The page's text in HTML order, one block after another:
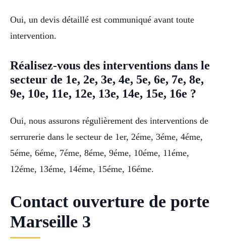
Oui, un devis détaillé est communiqué avant toute
intervention.
Réalisez-vous des interventions dans le
secteur de 1e, 2e, 3e, 4e, 5e, 6e, 7e, 8e,
9e, 10e, 11e, 12e, 13e, 14e, 15e, 16e ?
Oui, nous assurons régulièrement des interventions de
serrurerie dans le secteur de 1er, 2éme, 3éme, 4éme,
5éme, 6éme, 7éme, 8éme, 9éme, 10éme, 11éme,
12éme, 13éme, 14éme, 15éme, 16éme.
Contact ouverture de porte
Marseille 3